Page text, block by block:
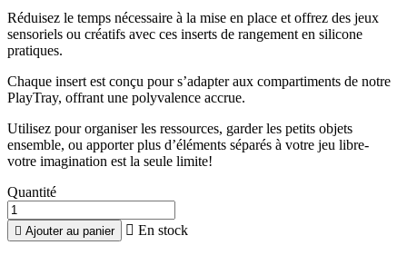
Réduisez le temps nécessaire à la mise en place et offrez des jeux
sensoriels ou créatifs avec ces inserts de rangement en silicone
pratiques.
Chaque insert est conçu pour s’adapter aux compartiments de notre
PlayTray, offrant une polyvalence accrue.
Utilisez pour organiser les ressources, garder les petits objets
ensemble, ou apporter plus d’éléments séparés à votre jeu libre-
votre imagination est la seule limite!
Quantité
 Ajouter au panier  En stock